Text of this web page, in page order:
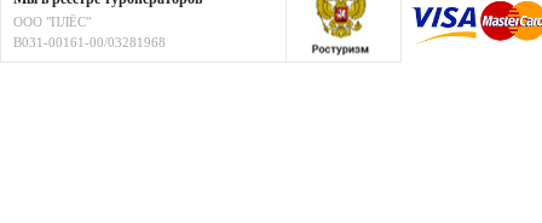
ООО "ПЛЁС"
В031-00161-00/03281968